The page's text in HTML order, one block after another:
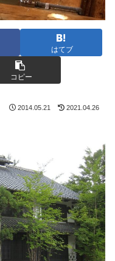
はてブ
コピー
2014.05.21 2021.04.26